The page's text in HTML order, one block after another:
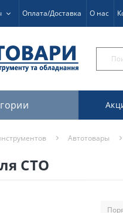
Оплата/Доставка О нас
Автотовары
СТО